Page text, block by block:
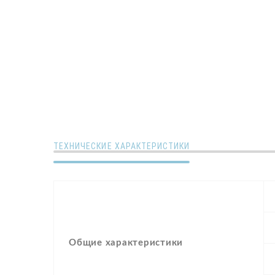
ТЕХНИЧЕСКИЕ ХАРАКТЕРИСТИКИ
Общие характеристики